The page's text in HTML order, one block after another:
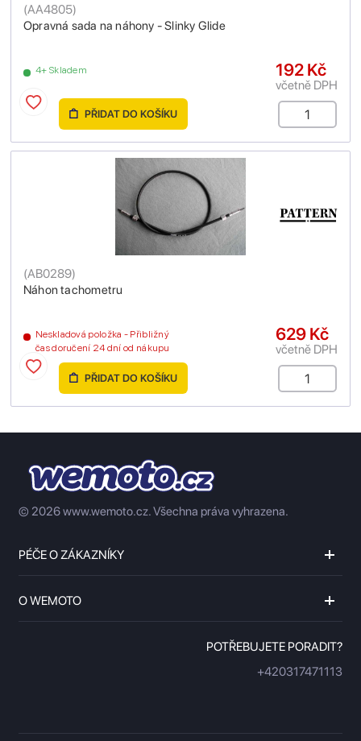
Opravná sada na náhony - Slinky Glide
(AA4805)
4+ Skladem 192 Kč
včetně DPH
PŘIDAT DO KOŠÍKU
Náhon tachometru
(AB0289)
Neskladová položka - Přibližný
čas doručení 24 dní od nákupu
629 Kč
včetně DPH
PŘIDAT DO KOŠÍKU
© 2026 www.wemoto.cz.Všechna práva vyhrazena.
PÉČE O ZÁKAZNÍKY
O WEMOTO
POTŘEBUJETE PORADIT?
+420317471113